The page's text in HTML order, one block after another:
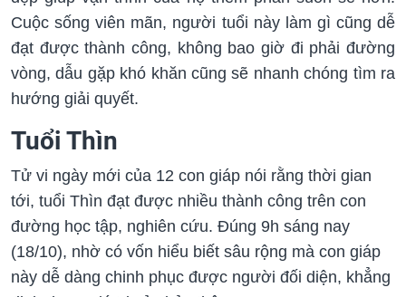
Cuộc sống viên mãn, người tuổi này làm gì cũng dễ
đạt được thành công, không bao giờ đi phải đường
vòng, dẫu gặp khó khăn cũng sẽ nhanh chóng tìm ra
hướng giải quyết.
Tuổi Thìn
Tử vi ngày mới của 12 con giáp nói rằng thời gian
tới, tuổi Thìn đạt được nhiều thành công trên con
đường học tập, nghiên cứu. Đúng 9h sáng nay
(18/10), nhờ có vốn hiểu biết sâu rộng mà con giáp
này dễ dàng chinh phục được người đối diện, khẳng